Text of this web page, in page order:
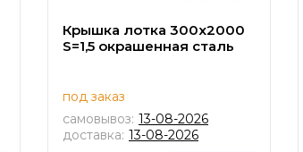
Крышка лотка 300х2000
S=1,5 окрашенная сталь
под заказ
самовывоз: 13-08-2026
доставка: 13-08-2026